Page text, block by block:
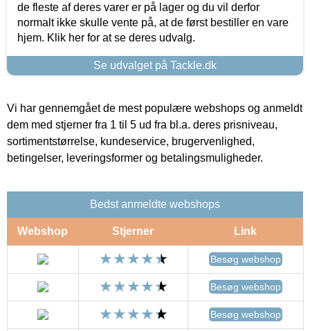
de fleste af deres varer er på lager og du vil derfor
normalt ikke skulle vente på, at de først bestiller en vare
hjem. Klik her for at se deres udvalg.
Se udvalget på Tackle.dk
Vi har gennemgået de mest populære webshops og anmeldt
dem med stjerner fra 1 til 5 ud fra bl.a. deres prisniveau,
sortimentstørrelse, kundeservice, brugervenlighed,
betingelser, leveringsformer og betalingsmuligheder.
Bedst anmeldte webshops
Webshop Stjerner Link
Besøg webshop
Besøg webshop
Besøg webshop